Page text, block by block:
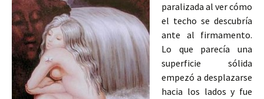
paralizada al ver cómo
el techo se descubría
ante al firmamento.
Lo que parecía una
superficie sólida
empezó a desplazarse
hacia los lados y fue